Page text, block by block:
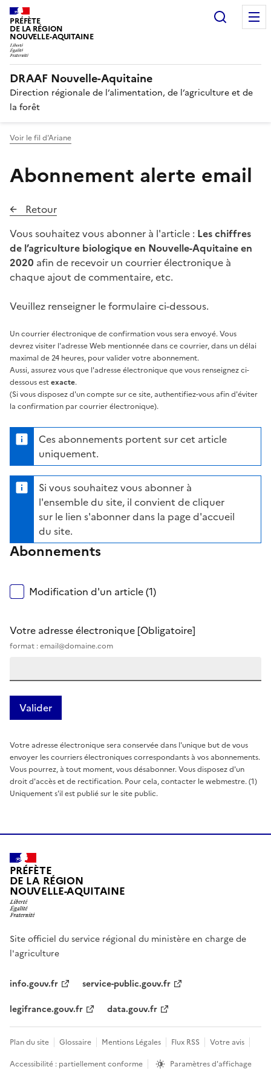
PRÉFÈTE
DE LA RÉGION
NOUVELLE-AQUITAINE
DRAAF Nouvelle-Aquitaine
Direction régionale de l’alimentation, de l’agriculture et de
la forêt
Voir le fil d'Ariane
Abonnement alerte email
Retour
Vous souhaitez vous abonner à l'article : Les chiffres
de l’agriculture biologique en Nouvelle-Aquitaine en
2020 afin de recevoir un courrier électronique à
chaque ajout de commentaire, etc.
Veuillez renseigner le formulaire ci-dessous.
Un courrier électronique de confirmation vous sera envoyé. Vous
devrez visiter l'adresse Web mentionnée dans ce courrier, dans un délai
maximal de 24 heures, pour valider votre abonnement.
Aussi, assurez vous que l'adresse électronique que vous renseignez ci-
dessous estexacte.
(Si vous disposez d'un compte sur ce site, authentifiez-vous afin d'éviter
la confirmation par courrier électronique).
Ces abonnements portent sur cet article
uniquement.
Si vous souhaitez vous abonner à
l'ensemble du site, il convient de cliquer
sur le lien s'abonner dans la page d'accueil
du site.
Abonnements
Modification d'un article (1)
Votre adresse électronique [Obligatoire]
format : email@domaine.com
Votre adresse électronique sera conservée dans l'unique but de vous
envoyer les courriers électroniques correspondants à vos abonnements.
Vous pourrez, à tout moment, vous désabonner. Vous disposez d'un
droit d'accès et de rectification. Pour cela, contacter le webmestre. (1)
Uniquement s'il est publié sur le site public.
PRÉFÈTE
DE LA RÉGION
NOUVELLE-AQUITAINE
Site officiel du service régional du ministère en charge de
l'agriculture
info.gouv.fr
service-public.gouv.fr
legifrance.gouv.fr
data.gouv.fr
Plan du site Glossaire Mentions Légales Flux RSS
Votre avis
Accessibilité : partiellement conforme
Paramètres d'affichage